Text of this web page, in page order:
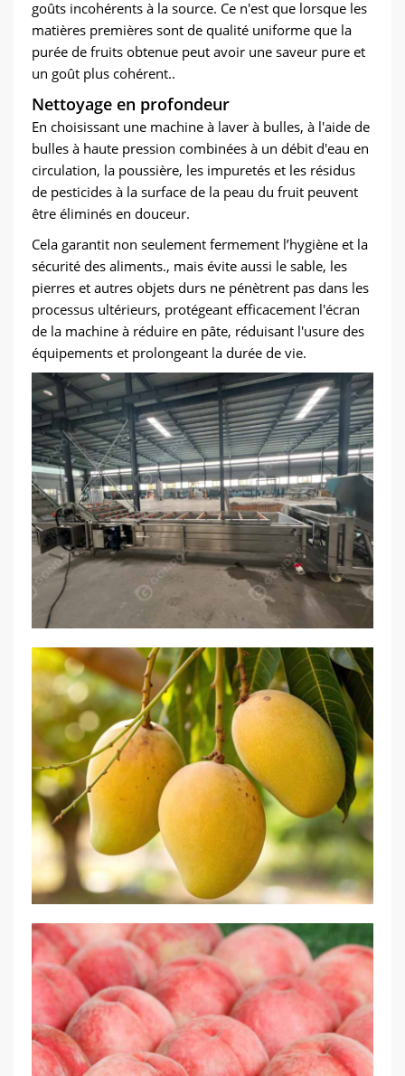
goûts incohérents à la source. Ce n'est que lorsque les
matières premières sont de qualité uniforme que la
purée de fruits obtenue peut avoir une saveur pure et
un goût plus cohérent..
Nettoyage en profondeur
En choisissant une machine à laver à bulles, à l'aide de
bulles à haute pression combinées à un débit d'eau en
circulation, la poussière, les impuretés et les résidus
de pesticides à la surface de la peau du fruit peuvent
être éliminés en douceur.
Cela garantit non seulement fermement l’hygiène et la
sécurité des aliments., mais évite aussi le sable, les
pierres et autres objets durs ne pénètrent pas dans les
processus ultérieurs, protégeant efficacement l'écran
de la machine à réduire en pâte, réduisant l'usure des
équipements et prolongeant la durée de vie.